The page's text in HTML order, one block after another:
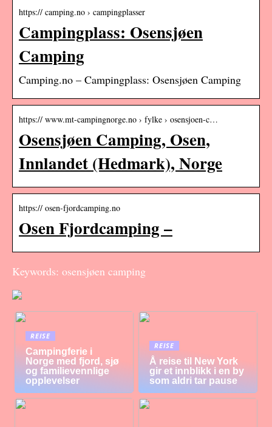
https:// camping.no › campingplasser
Campingplass: Osensjøen
Camping
Camping.no – Campingplass: Osensjøen Camping
https:// www.mt-campingnorge.no › fylke › osensjoen-c…
Osensjøen Camping, Osen,
Innlandet (Hedmark), Norge
https:// osen-fjordcamping.no
Osen Fjordcamping –
Keywords: osensjøen camping
REISE
Campingferie i
Norge med fjord, sjø
og familievennlige
opplevelser
REISE
Å reise til New York
gir et innblikk i en by
som aldri tar pause